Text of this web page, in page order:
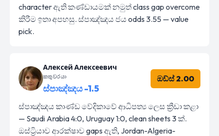
character ඇති කණ්ඩායමක් නමුත් class gap overcome
කිරීම ඉතා අපහසු. ස්පාඤ්ඤය ජය odds 3.55 — value
pick.
Алексей Алексеевич
කතුවරයා
ස්පාඤ්ඤය -1.5
ඔඩ්ස් 2.00
ස්පාඤ්ඤය කාණ්ඩ වේදිකාවේ ආධිපත්‍ය ලෙස ක්‍රීඩා කළා
— Saudi Arabia 4:0, Uruguay 1:0, clean sheets 3 ක්.
ඔස්ට්‍රියාව ආරක්ෂාව gaps ඇති, Jordan-Algeria-